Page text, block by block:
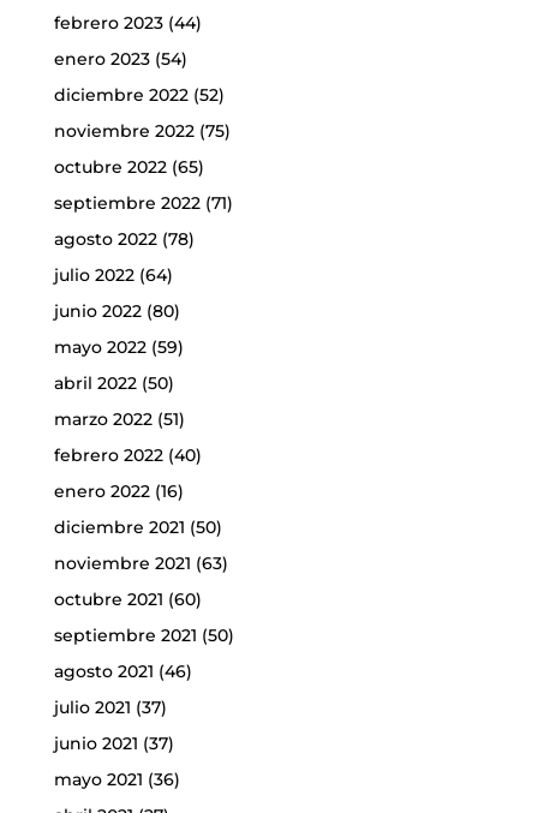
febrero 2023(44)
enero 2023(54)
diciembre 2022(52)
noviembre 2022(75)
octubre 2022(65)
septiembre 2022(71)
agosto 2022(78)
julio 2022(64)
junio 2022(80)
mayo 2022(59)
abril 2022(50)
marzo 2022(51)
febrero 2022(40)
enero 2022(16)
diciembre 2021 (50)
noviembre 2021 (63)
octubre 2021 (60)
septiembre 2021 (50)
agosto 2021 (46)
julio 2021 (37)
junio 2021 (37)
mayo 2021 (36)